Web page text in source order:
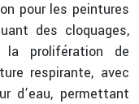
pour les peintures
des cloquages,
prolifération de
respirante, avec
d’eau, permettant